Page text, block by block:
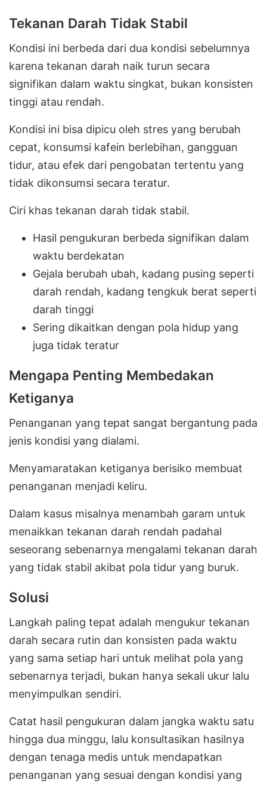
Tekanan Darah Tidak Stabil
Kondisi ini berbeda dari dua kondisi sebelumnya
karena tekanan darah naik turun secara
signifikan dalam waktu singkat, bukan konsisten
tinggi atau rendah.
Kondisi ini bisa dipicu oleh stres yang berubah
cepat, konsumsi kafein berlebihan, gangguan
tidur, atau efek dari pengobatan tertentu yang
tidak dikonsumsi secara teratur.
Ciri khas tekanan darah tidak stabil.
Hasil pengukuran berbeda signifikan dalam
waktu berdekatan
Gejala berubah ubah, kadang pusing seperti
darah rendah, kadang tengkuk berat seperti
darah tinggi
Sering dikaitkan dengan pola hidup yang
juga tidak teratur
Mengapa Penting Membedakan
Ketiganya
Penanganan yang tepat sangat bergantung pada
jenis kondisi yang dialami.
Menyamaratakan ketiganya berisiko membuat
penanganan menjadi keliru.
Dalam kasus misalnya menambah garam untuk
menaikkan tekanan darah rendah padahal
seseorang sebenarnya mengalami tekanan darah
yang tidak stabil akibat pola tidur yang buruk.
Solusi
Langkah paling tepat adalah mengukur tekanan
darah secara rutin dan konsisten pada waktu
yang sama setiap hari untuk melihat pola yang
sebenarnya terjadi, bukan hanya sekali ukur lalu
menyimpulkan sendiri.
Catat hasil pengukuran dalam jangka waktu satu
hingga dua minggu, lalu konsultasikan hasilnya
dengan tenaga medis untuk mendapatkan
penanganan yang sesuai dengan kondisi yang